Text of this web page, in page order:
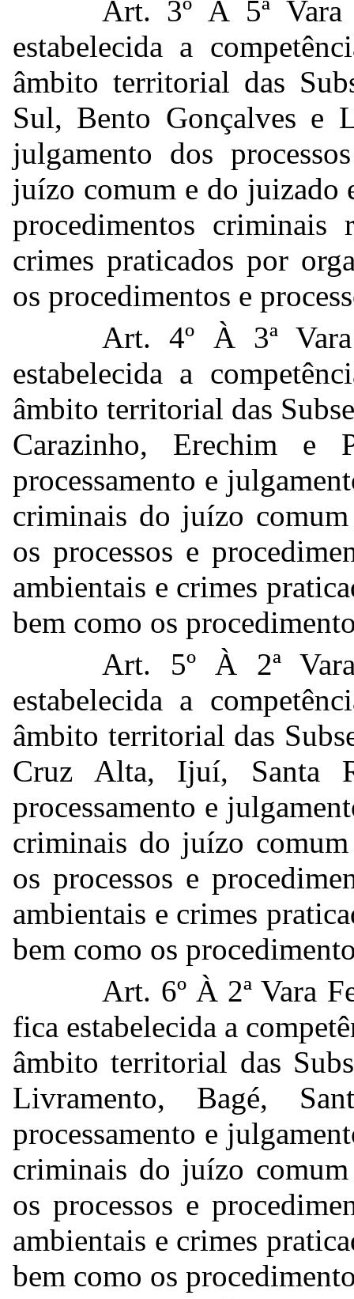
Art. 3º À 5ª
estabelecida a
âmbito territorial das
Sul, Bento Gonçalves e
julgamento dos
juízo comum e do juizado
procedimentos criminais
crimes praticados por
os procedimentos e
Art. 4º À 3ª
estabelecida a
âmbito territorial das
Carazinho, Erechim e
processamento e
criminais do juízo
os processos e
ambientais e crimes
bem como os
Art. 5º À 2ª
estabelecida a
âmbito territorial das
Cruz Alta, Ijuí, Santa
processamento e
criminais do juízo
os processos e
ambientais e crimes
bem como os
Art. 6º À 2ª Vara
fica estabelecida a
âmbito territorial das
Livramento, Bagé,
processamento e
criminais do juízo
os processos e
ambientais e crimes
bem como os